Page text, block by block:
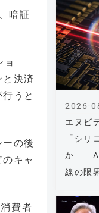
暗証
ョ
決済
うと
の後
キャ
費者
エヌビ
「シリ
か ―AI
線の限
2026-